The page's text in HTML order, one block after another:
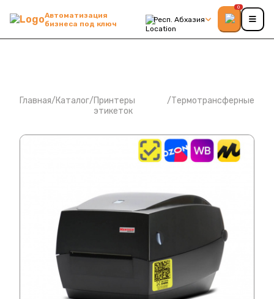
Автоматизация
бизнеса под ключ
Респ. Абхазия
0
Главная/Каталог/Принтеры
этикеток
/Термотрансферные